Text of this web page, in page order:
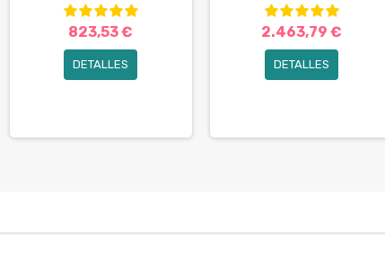
823,53 €
DETALLES
2.463,79 €
DETALLES